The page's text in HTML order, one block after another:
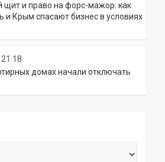
щит и право на форс-мажор: как
и Крым спасают бизнес в условиях
домах начали отключать